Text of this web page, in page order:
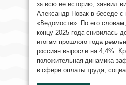
за всю ее историю, заявил
Александр Новак в беседе с
«Ведомости». По его
концу 2025 года снизилась
итогам прошлого года
россиян выросли на 4,4%.
положительная динамика
в сфере оплаты труда,